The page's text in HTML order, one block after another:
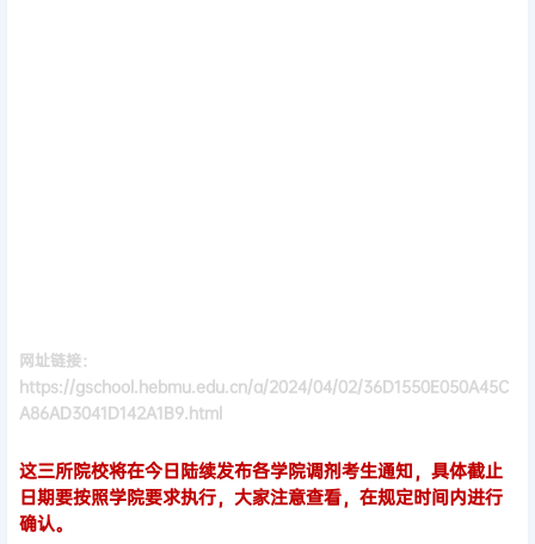
网址链接：
https://gschool.hebmu.edu.cn/a/2024/04/02/36D1550E050A45C
A86AD3041D142A1B9.html
这三所院校将在今日陆续发布各学院调剂考生通知，具体截止
日期要按照学院要求执行，大家注意查看，在规定时间内进行
确认。